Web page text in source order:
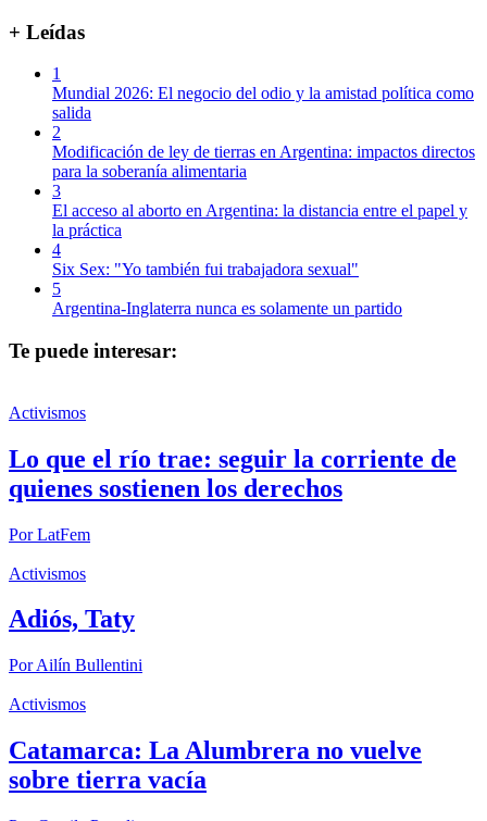
+ Leídas
1
Mundial 2026: El negocio del odio y la amistad política como
salida
2
Modificación de ley de tierras en Argentina: impactos directos
para la soberanía alimentaria
3
El acceso al aborto en Argentina: la distancia entre el papel y
la práctica
4
Six Sex: "Yo también fui trabajadora sexual"
5
Argentina-Inglaterra nunca es solamente un partido
Te puede interesar:
Activismos
Lo que el río trae: seguir la corriente de
quienes sostienen los derechos
PorLatFem
Activismos
Adiós, Taty
PorAilín Bullentini
Activismos
Catamarca: La Alumbrera no vuelve
sobre tierra vacía